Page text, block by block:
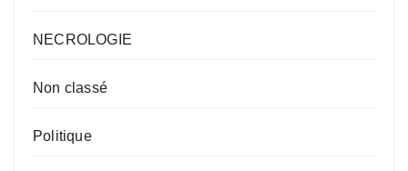
NECROLOGIE
Non classé
Politique